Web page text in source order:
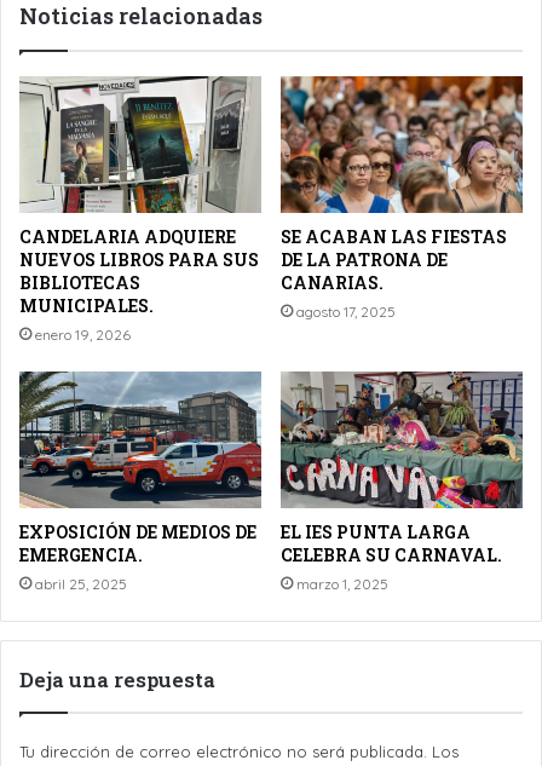
Noticias relacionadas
CANDELARIA ADQUIERE
NUEVOS LIBROS PARA SUS
BIBLIOTECAS
MUNICIPALES.
enero 19, 2026
SE ACABAN LAS FIESTAS
DE LA PATRONA DE
CANARIAS.
agosto 17, 2025
EXPOSICIÓN DE MEDIOS DE
EMERGENCIA.
abril 25, 2025
EL IES PUNTA LARGA
CELEBRA SU CARNAVAL.
marzo 1, 2025
Deja una respuesta
Tu dirección de correo electrónico no será publicada. Los